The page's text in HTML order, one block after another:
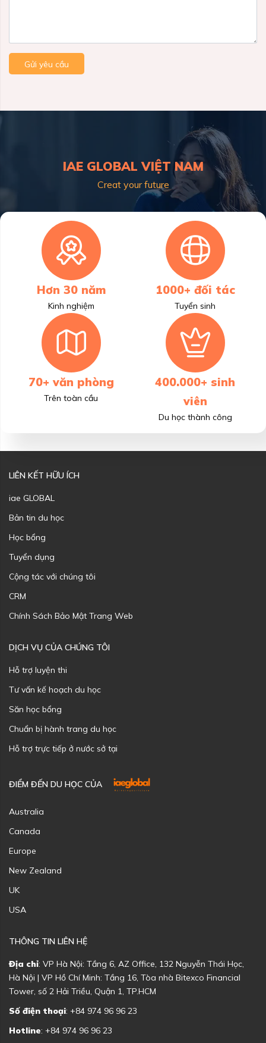
Gửi yêu cầu
IAE GLOBAL VIỆT NAM
Creat your future
Hơn 30 năm
Kinh nghiệm
1000+ đối tác
Tuyển sinh
70+ văn phòng
Trên toàn cầu
400.000+ sinh
viên
Du học thành công
LIÊN KẾT HỮU ÍCH
iae GLOBAL
Bản tin du học
Học bổng
Tuyển dụng
Cộng tác với chúng tôi
CRM
Chính Sách Bảo Mật Trang Web
DỊCH VỤ CỦA CHÚNG TÔI
Hỗ trợ luyện thi
Tư vấn kế hoạch du học
Săn học bổng
Chuẩn bị hành trang du học
Hỗ trợ trực tiếp ở nước sở tại
ĐIỂM ĐẾN DU HỌC CỦA
Australia
Canada
Europe
New Zealand
UK
USA
THÔNG TIN LIÊN HỆ
Địa chỉ: VP Hà Nội: Tầng 6, AZ Office, 132 Nguyễn Thái Học,
Hà Nội | VP Hồ Chí Minh: Tầng 16, Tòa nhà Bitexco Financial
Tower, số 2 Hải Triều, Quận 1, TP.HCM
Số điện thoại: +84 974 96 96 23
Hotline: +84 974 96 96 23